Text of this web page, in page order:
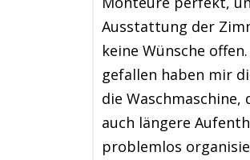
Ausstattung der
keine Wünsche
gefallen haben mir
die Waschmaschine,
auch längere
problemlos